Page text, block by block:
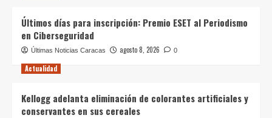
Últimos días para inscripción: Premio ESET al Periodismo
en Ciberseguridad
Últimas Noticias Caracas agosto 8, 2026 0
Actualidad
Kellogg adelanta eliminación de colorantes artificiales y
conservantes en sus cereales